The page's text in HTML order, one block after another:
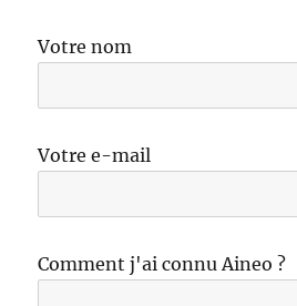
Votre nom
Votre e-mail
Comment j'ai connu Aineo ?